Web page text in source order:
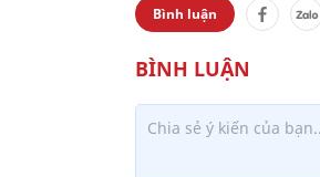
Bình luận